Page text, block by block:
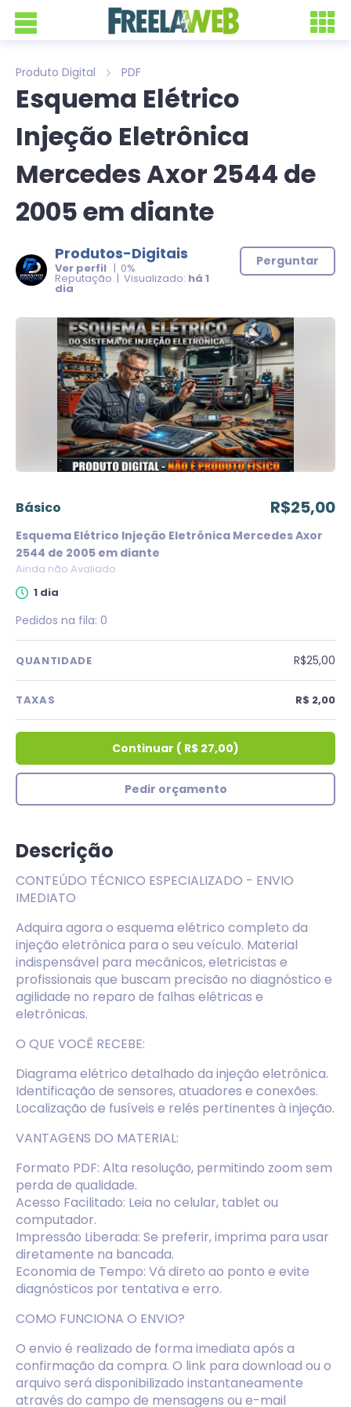
Produto Digital PDF
Esquema Elétrico
Injeção Eletrônica
Mercedes Axor 2544 de
2005 em diante
Produtos-Digitais
Ver perfil | 0%
Reputação | Visualizado: há 1
dia
Perguntar
básico R$25,00
Esquema Elétrico Injeção Eletrônica Mercedes Axor
2544 de 2005 em diante
Ainda não Avaliado
1 dia
Pedidos na fila: 0
QUANTIDADE R$25,00
TAXAS R$ 2,00
Continuar ( R$ 27,00)
Pedir orçamento
Descrição
CONTEÚDO TÉCNICO ESPECIALIZADO - ENVIO
IMEDIATO
Adquira agora o esquema elétrico completo da
injeção eletrônica para o seu veículo. Material
indispensável para mecânicos, eletricistas e
profissionais que buscam precisão no diagnóstico e
agilidade no reparo de falhas elétricas e
eletrônicas.
O QUE VOCÊ RECEBE:
Diagrama elétrico detalhado da injeção eletrônica.
Identificação de sensores, atuadores e conexões.
Localização de fusíveis e relés pertinentes à injeção.
VANTAGENS DO MATERIAL:
Formato PDF: Alta resolução, permitindo zoom sem
perda de qualidade.
Acesso Facilitado: Leia no celular, tablet ou
computador.
Impressão Liberada: Se preferir, imprima para usar
diretamente na bancada.
Economia de Tempo: Vá direto ao ponto e evite
diagnósticos por tentativa e erro.
COMO FUNCIONA O ENVIO?
O envio é realizado de forma imediata após a
confirmação da compra. O link para download ou o
arquivo será disponibilizado instantaneamente
através do campo de mensagens ou e-mail